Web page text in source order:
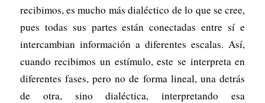
recibimos, es mucho más dialéctico de lo que se cree,
pues todas sus partes están conectadas entre sí e
intercambian información a diferentes escalas. Así,
cuando recibimos un estímulo, este se interpreta en
diferentes fases, pero no de forma lineal, una detrás
de otra, sino dialéctica, interpretando esa